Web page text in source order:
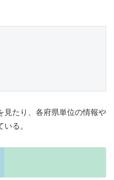
見たり、各府県単位の情報や
る。